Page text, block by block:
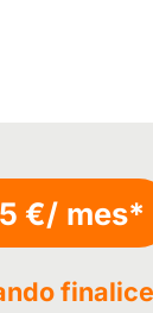
€/ mes*